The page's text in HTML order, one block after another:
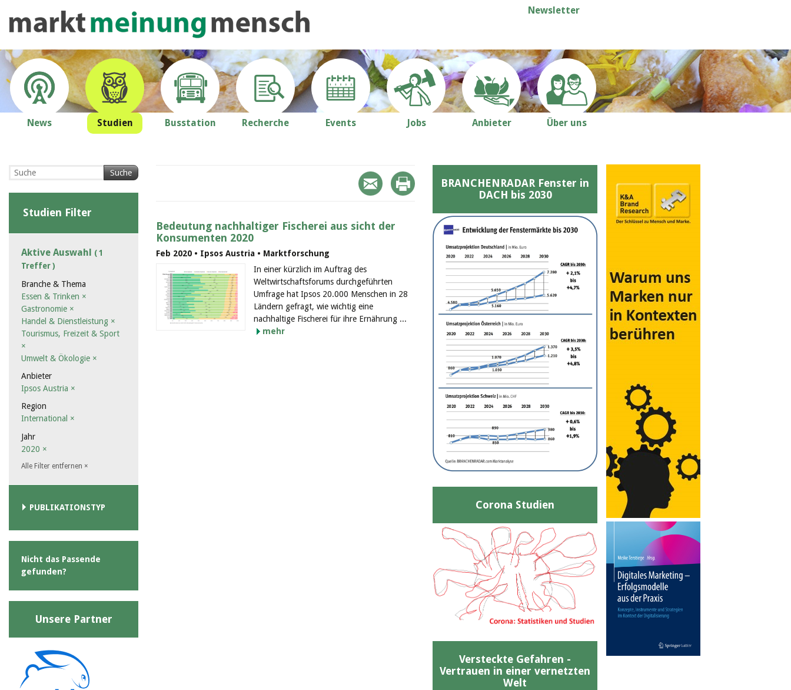
Newsletter
News Studien Busstation Recherche Events Jobs Anbieter Über uns
Bedeutung nachhaltiger Fischerei aus sicht der
Konsumenten 2020
Feb 2020 • Ipsos Austria • Marktforschung
In einer kürzlich im Auftrag des
Weltwirtschaftsforums durchgeführten
Umfrage hat Ipsos 20.000 Menschen in 28
Ländern gefragt, wie wichtig eine
nachhaltige Fischerei für ihre Ernährung ...
mehr
Suche
Studien Filter
Aktive Auswahl ( 1
Treffer )
Branche & Thema
Essen & Trinken ×
Gastronomie ×
Handel & Dienstleistung ×
Tourismus, Freizeit & Sport
×
Umwelt & Ökologie ×
Anbieter
Ipsos Austria ×
Region
International ×
Jahr
2020 ×
Alle Filter entfernen ×
PUBLIKATIONSTYP
Nicht das Passende
gefunden?
Unsere Partner
BRANCHENRADAR Fenster in
DACH bis 2030
Corona Studien
Versteckte Gefahren -
Vertrauen in einer vernetzten
Welt